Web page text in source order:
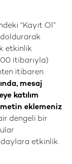
“Kayıt Ol”
doldurarak
etkinlik
itibarıyla)
itibaren
mesaj
katılım
eklemeniz
dengeli bir
etkinlik